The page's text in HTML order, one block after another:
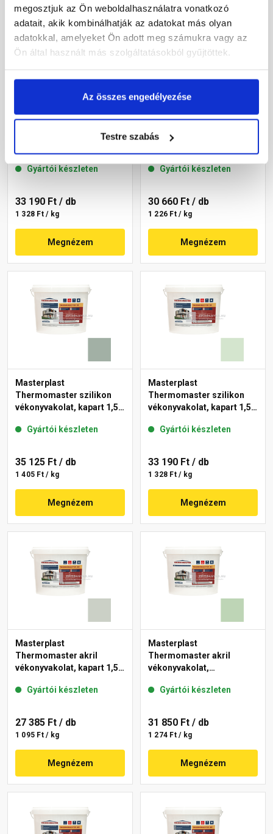
megosztjuk az Ön weboldalhasználatra vonatkozó
adatait, akik kombinálhatják az adatokat más olyan
adatokkal, amelyeket Ön adott meg számukra vagy az
Ön által használt más szolgáltatásokból gyűjtöttek.
Az összes engedélyezése
Testre szabás
Masterplast
Thermomaster szilikon
Gyártói készleten
33 190 Ft / db
1 328 Ft / kg
Megnézem
Masterplast
Thermomaster szilikon
Gyártói készleten
30 660 Ft / db
1 226 Ft / kg
Megnézem
Masterplast
Thermomaster szilikon
vékonyvakolat, kapart 1,5
Gyártói készleten
35 125 Ft / db
1 405 Ft / kg
Megnézem
Masterplast
Thermomaster szilikon
vékonyvakolat, kapart 1,5
Gyártói készleten
33 190 Ft / db
1 328 Ft / kg
Megnézem
Masterplast
Thermomaster akril
vékonyvakolat, kapart 1,5
Gyártói készleten
27 385 Ft / db
1 095 Ft / kg
Megnézem
Masterplast
Thermomaster akril
vékonyvakolat,
41-D 25 kg
Gyártói készleten
31 850 Ft / db
1 274 Ft / kg
Megnézem